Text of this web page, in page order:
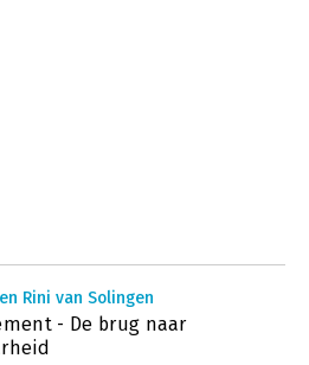
Rini van Solingen
- De brug naar